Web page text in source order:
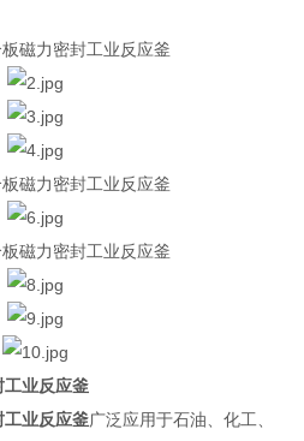
业反应釜
业反应釜广泛应用于石油、化工、